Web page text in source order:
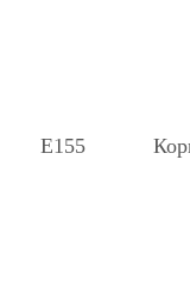
Е155